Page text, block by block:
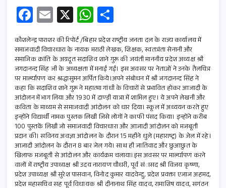
Fa
ce
b
o
o
k
E
m
ail
X W
h
at
s
A
p
p
h
ar
e
कौशलेन्द्र पाराशर की रिपोर्ट /बिहार प्रदेश राष्ट्रीय जनता दल के राज्य कार्यालय में
समाजवादी विचारधारा के नायक मराठी लेखक, शिक्षक, स्वतत्रंता सेनानी और
समाजिक क्रांति के अग्रदूत सदाशिव शाने गुरू की जयंती माननीय प्रदेश अध्यक्ष श्री
जगदानन्द सिंह जी के अध्यक्षता में मनाई गई। इस अवसर पर नेताओं ने उनके तैलचित्र
पर मार्ल्यापण कर श्रद्धासुमन अर्पित किये।अपने संबोधन में श्री जगदानन्द सिंह ने
कहा कि सदाशिव शाने गुरू ने महात्मा गांधी के विचारों से प्रभावित होकर आजादी के
आंदोलन में भाग लिया और 1930 में दाण्ड़ी यात्रा में शामिल हुए। ये अपने लेखनी और
कविता के माध्यम से समाजवादी आंदोलन को धार दिया। स्कूल में अध्ययन करते हुए
इन्होंने विद्यार्थी नामक पुस्तक लिखी जिसे लोगों ने काफी पंसद किया। इन्होंने करीब
100 पुस्तकें लिखी जो समाजवादी विचारधारा और आजादी आंदोलन को मजबूती
प्रदान की। सविनय अवज्ञा आंदोलन के दौरान 15 महीने धुले (महाराष्ट्र) के जेल में रहे।
आजादी आंदोलन के दौरान 8 बार जेल गये। साथ ही जातिवाद और छुआछुत के
खिलाफ मजबूती से आंदोलन और कार्यक्रम चलाया।इस अवसर पर मार्ल्यापण करने
वालों में राष्ट्रीय उपाध्यक्ष श्री उदय नारायण चौधरी, पूर्व संासद श्री विजय कृष्णा,
प्रदेश उपाध्यक्ष श्री सुरेश पासवान, विनोद कुमार यादवेन्दु, प्रदेश प्रवक्ता एजाज अहमद,
प्रदेश महासचिव सह पूर्व विधायक श्री दीनानाथ सिंह यादव, रामाशिष यादव, सगंठन